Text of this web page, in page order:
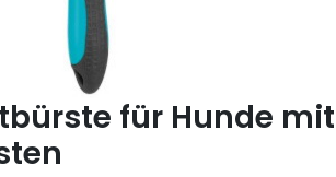
für Hunde mit